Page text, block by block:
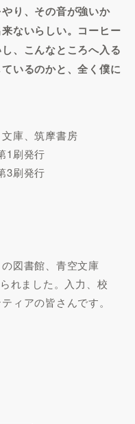
り、その音が強いか
ないらしい。コーヒー
、こんなところへ入る
いるのかと、全く僕に
庫、筑摩書房
刷発行
刷発行
図書館、青空文庫
れました。入力、校
ィアの皆さんです。